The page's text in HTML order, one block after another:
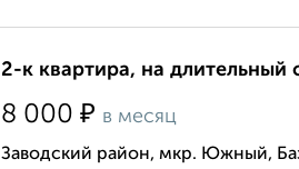
2-к квартира, на длительный
8 000 ₽ в месяц
Заводский район, мкр. Южный,